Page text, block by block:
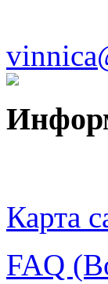
Карта
FAQ